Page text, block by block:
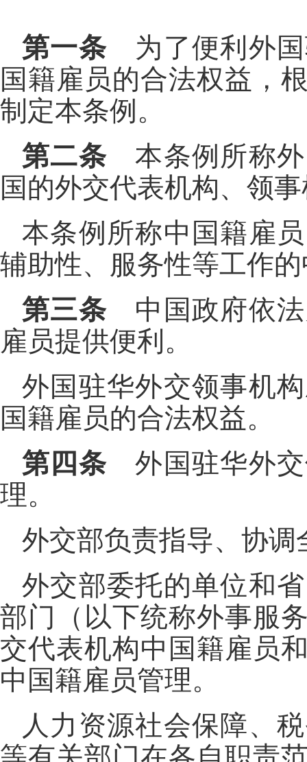
第一条为了便利外国
国籍雇员的合法权益，
制定本条例。
第二条本条例所称外
国的外交代表机构、领
本条例所称中国籍雇
辅助性、服务性等工作
第三条中国政府依法
雇员提供便利。
外国驻华外交领事机
国籍雇员的合法权益。
第四条外国驻华外交
理。
外交部负责指导、协
外交部委托的单位和
部门（以下统称外事服
交代表机构中国籍雇员
中国籍雇员管理。
人力资源社会保障、